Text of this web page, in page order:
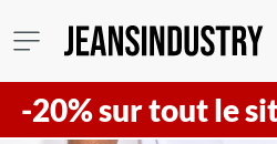
sur tout le site